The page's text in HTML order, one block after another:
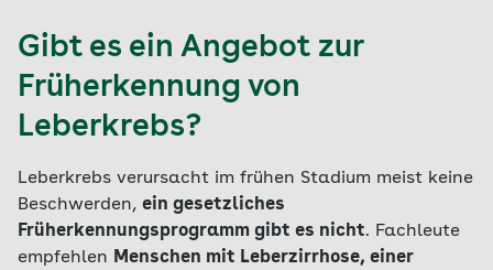
Gibt es ein Angebot zur
Früherkennung von
Leberkrebs?
Leberkrebs verursacht im frühen Stadium meist keine
Beschwerden, ein gesetzliches
Früherkennungsprogramm gibt es nicht. Fachleute
empfehlen Menschen mit Leberzirrhose, einer